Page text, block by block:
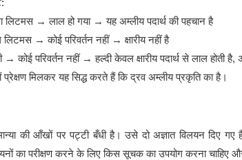
लिटमस → लाल हो गया → यह अम्लीय पदार्थ की पहचान है
लिटमस → कोई परिवर्तन नहीं → क्षारीय नहीं है
→ कोई परिवर्तन नहीं → हल्दी केवल क्षारीय पदार्थ से लाल होती
प्रेक्षण मिलकर यह सिद्ध करते हैं कि द्रव अम्लीय प्रकृति का है।
की आँखों पर पट्टी बँधी है। उसे दो अज्ञात विलयन दिए गए
का परीक्षण करने के लिए किस सूचक का उपयोग करना चाहिए